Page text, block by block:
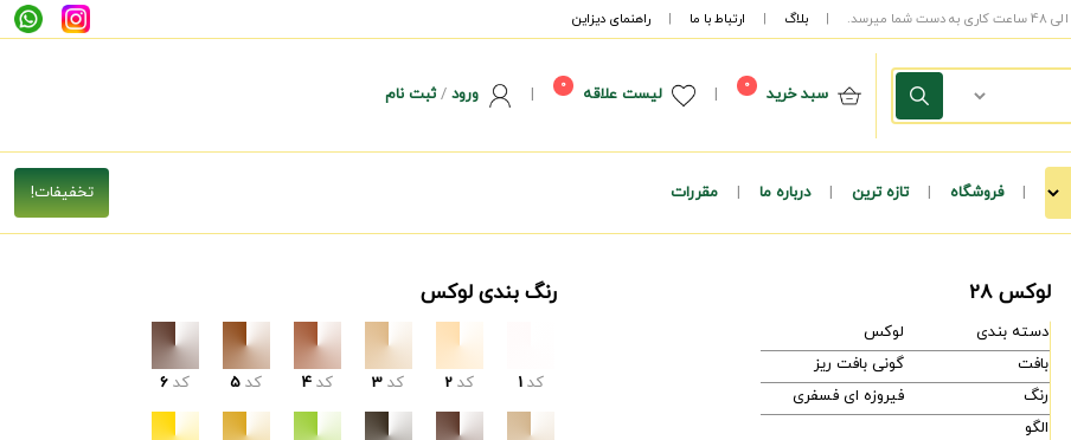
| بلاگ | ارتباط با ما | راهنمای دیزاین
سبد خرید 0
| لیست علاقه 0
| ورود/ثبت نام
| فروشگاه | تازه ترین | درباره ما | مقررات
لوکس 28
دسته بندی
لوکس
بافت
گونی بافت ریز
رنگ
فیروزه ای فسفری
الگو
رنگ بندی لوکس
کد 1 کد 2 کد 3 کد 4 کد 5 کد 6